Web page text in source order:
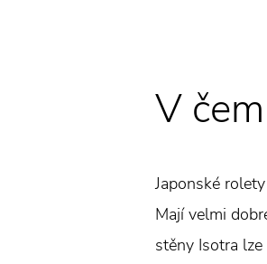
V
Japonské
Mají velmi
stěny Isotra